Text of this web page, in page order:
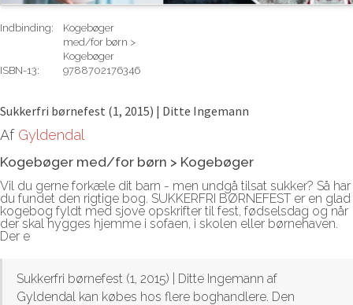
Indbinding:
Kogebøger
med/for børn >
Kogebøger
ISBN-13:
9788702176346
Sukkerfri børnefest (1, 2015) | Ditte Ingemann
Af Gyldendal
Kogebøger med/for børn > Kogebøger
Vil du gerne forkæle dit barn - men undgå tilsat sukker? Så har
du fundet den rigtige bog. SUKKERFRI BØRNEFEST er en glad
kogebog fyldt med sjove opskrifter til fest, fødselsdag og når
der skal hygges hjemme i sofaen, i skolen eller børnehaven.
Der e
Sukkerfri børnefest (1, 2015) | Ditte Ingemann af
Gyldendal kan købes hos flere boghandlere. Den